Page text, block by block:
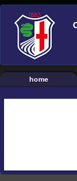
home